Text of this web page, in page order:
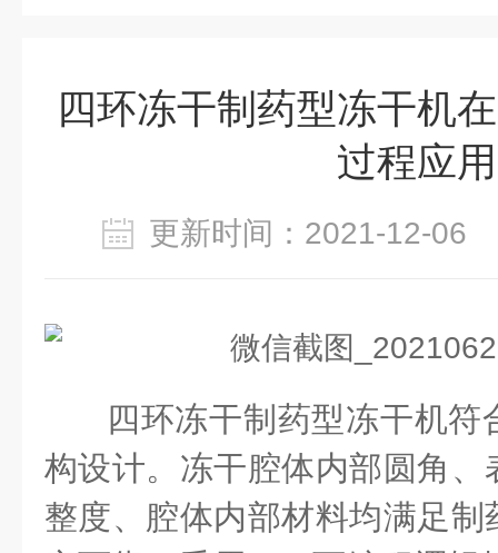
四环冻干制药型冻干机
过程应用
更新时间：2021-12-
四环冻干制药型冻干机符
构设计。冻干腔体内部圆角
整度、腔体内部材料均满足